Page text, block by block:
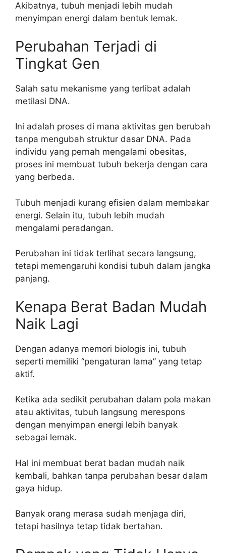
Akibatnya, tubuh menjadi lebih mudah
menyimpan energi dalam bentuk lemak.
Perubahan Terjadi di
Tingkat Gen
Salah satu mekanisme yang terlibat adalah
metilasi DNA.
Ini adalah proses di mana aktivitas gen berubah
tanpa mengubah struktur dasar DNA. Pada
individu yang pernah mengalami obesitas,
proses ini membuat tubuh bekerja dengan cara
yang berbeda.
Tubuh menjadi kurang efisien dalam membakar
energi. Selain itu, tubuh lebih mudah
mengalami peradangan.
Perubahan ini tidak terlihat secara langsung,
tetapi memengaruhi kondisi tubuh dalam jangka
panjang.
Kenapa Berat Badan Mudah
Naik Lagi
Dengan adanya memori biologis ini, tubuh
seperti memiliki “pengaturan lama” yang tetap
aktif.
Ketika ada sedikit perubahan dalam pola makan
atau aktivitas, tubuh langsung merespons
dengan menyimpan energi lebih banyak
sebagai lemak.
Hal ini membuat berat badan mudah naik
kembali, bahkan tanpa perubahan besar dalam
gaya hidup.
Banyak orang merasa sudah menjaga diri,
tetapi hasilnya tetap tidak bertahan.